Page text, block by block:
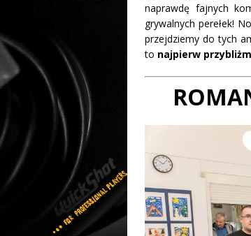
naprawdę fajnych
grywalnych perełek!
przejdziemy do tych
to najpierw